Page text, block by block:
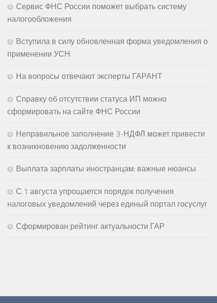
Сервис ФНС России поможет выбрать систему
налогообложения
Вступила в силу обновленная форма уведомления о
применении УСН
На вопросы отвечают эксперты ГАРАНТ
Справку об отсутствии статуса ИП можно
сформировать на сайте ФНС России
Неправильное заполнение 3-НДФЛ может привести
к возникновению задолженности
Выплата зарплаты иностранцам: важные нюансы
С 1 августа упрощается порядок получения
налоговых уведомлений через единый портал госуслуг
Сформирован рейтинг актуальности ГАР